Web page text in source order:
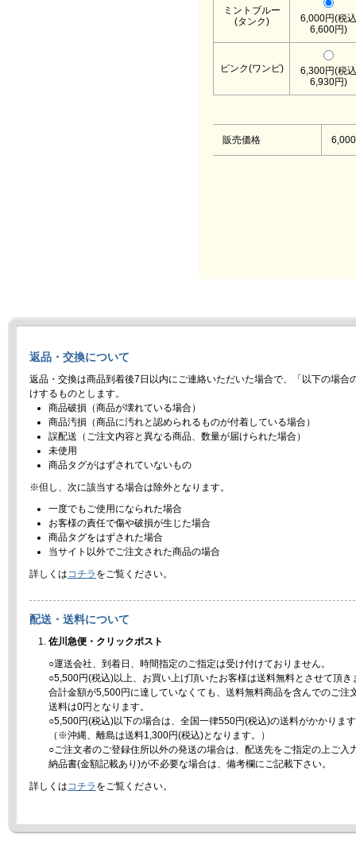
ミントブルー
(タンク)
6,000円(税込
6,600円)
ピンク(ワンピ)
6,300円(税込
6,930円)
販売価格
返品・交換について
返品・交換は商品到着後7日以内にご連絡いただいた場合で、「以下の場合
けするものとします。
商品破損（商品が壊れている場合）
商品汚損（商品に汚れと認められるものが付着している場合）
誤配送（ご注文内容と異なる商品、数量が届けられた場合）
未使用
商品タグがはずされていないもの
※但し、次に該当する場合は除外となります。
一度でもご使用になられた場合
お客様の責任で傷や破損が生じた場合
商品タグをはずされた場合
当サイト以外でご注文された商品の場合
詳しくは コチラ をご覧ください。
配送・送料について
佐川急便・クリックポスト
○運送会社、到着日、時間指定のご指定は受け付けておりません。
○5,500円(税込)以上、お買い上げ頂いたお客様は送料無料とさせて頂き
合計金額が5,500円に達していなくても、送料無料商品を含んでのご注
送料は0円となります。
○5,500円(税込)以下の場合は、全国一律550円(税込)の送料がかかりま
（※沖縄、離島は送料1,300円(税込)となります。）
○ご注文者のご登録住所以外の発送の場合は、配送先をご指定の上ご入
納品書(金額記載あり)が不必要な場合は、備考欄にご記載下さい。
詳しくは コチラ をご覧ください。